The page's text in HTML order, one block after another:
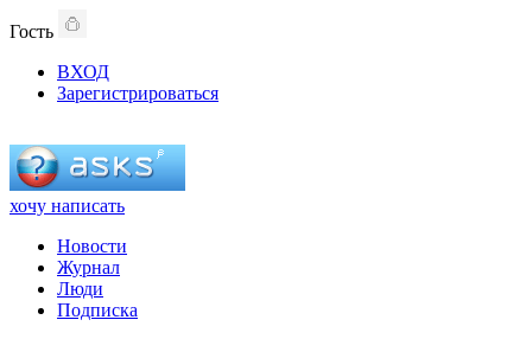
Гость
ВХОД
Зарегистрироваться
хочу написать
Новости
Журнал
Люди
Подписка